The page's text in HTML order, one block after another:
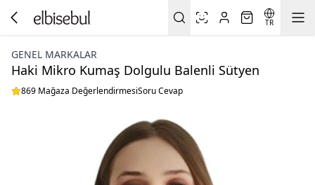
TR
GENEL MARKALAR
Haki Mikro Kumaş Dolgulu Balenli Sütyen
869 Mağaza DeğerlendirmesiSoru Cevap